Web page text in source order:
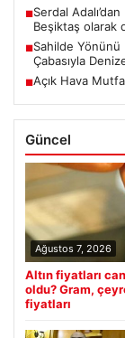
■Serdal
Beşiktaş olarak
■Sahilde Yönünü
Çabasıyla
■Açık Hava
Güncel
Ağustos 7, 2026
Altın fiyatları
oldu? Gram,
fiyatları